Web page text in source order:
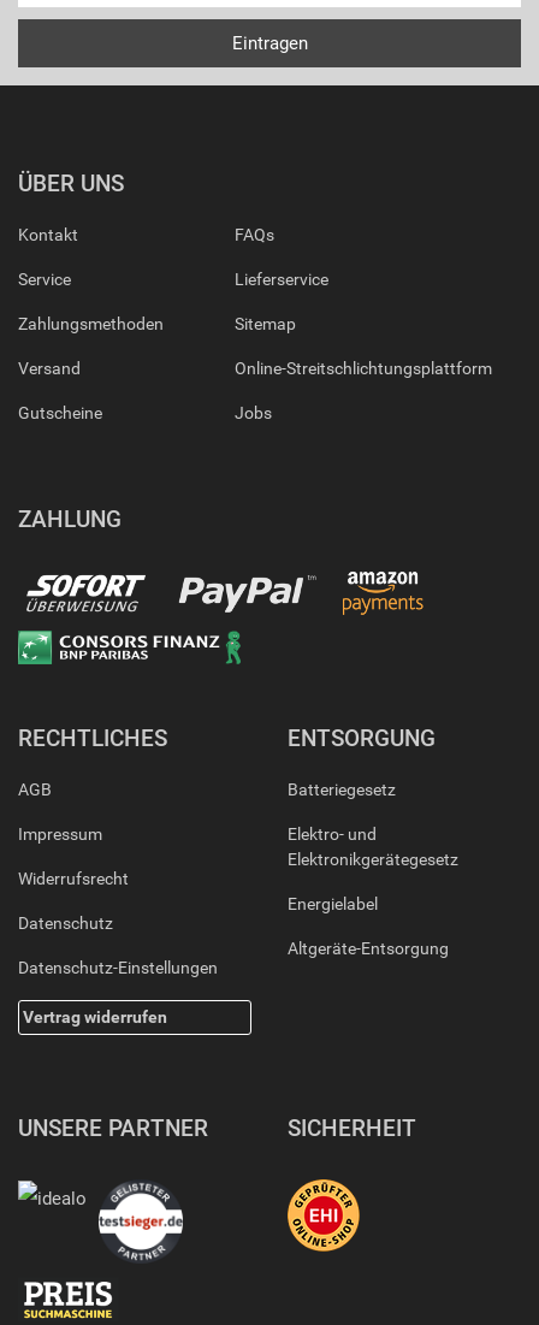
ÜBER UNS
Kontakt
Service
Zahlungsmethoden
Versand
Gutscheine
FAQs
Lieferservice
Sitemap
Online-Streitschlichtungsplattform
Jobs
ZAHLUNG
RECHTLICHES
AGB
Impressum
Widerrufsrecht
Datenschutz
Datenschutz-Einstellungen
Vertrag widerrufen
ENTSORGUNG
Batteriegesetz
Elektro- und
Elektronikgerätegesetz
Energielabel
Altgeräte-Entsorgung
UNSERE PARTNER SICHERHEIT